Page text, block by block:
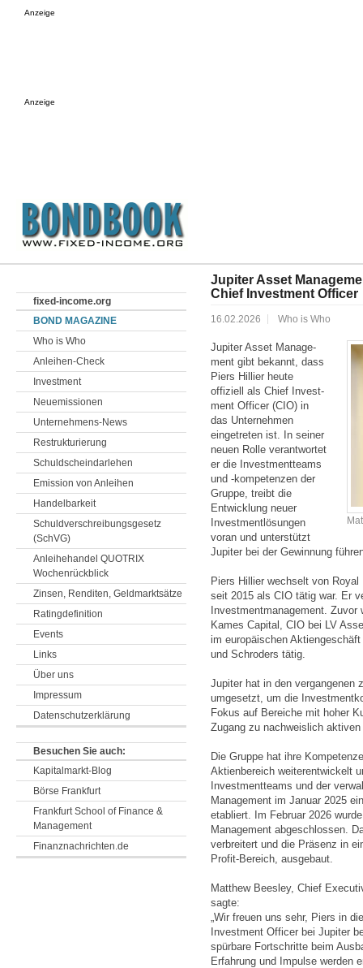
Anzeige
Anzeige
Jupiter Asset
Chief Investment Officer
16.02.2026 Who is Who
Jupiter Asset Manage­
ment gibt bekannt, dass
Piers Hillier heute
offiziell als Chief Invest­
ment Officer (CIO) in
das Unter­nehmen
eingetreten ist. In seiner
neuen Rolle verant­wortet
er die Invest­mentt­eams
und -kompetenzen der
Gruppe, treibt die
Entwick­lung neuer
Investment­lösungen
voran und unterstützt
Jupiter bei der Gewinnung
Piers Hillier wechselt von
seit 2015 als CIO tätig war. Er
Investmentmanagement.
Kames Capital, CIO bei LV
im europäischen
und Schroders tätig.
Jupiter hat in den vergangenen
umgesetzt, um die
Fokus auf Bereiche mit hoher
Zugang zu nachweislich
Die Gruppe hat ihre
Aktienbereich weiterentwickelt
Investmentteams und der
Management im Januar 2025
etabliert. Im Februar 2026
Management abgeschlossen.
verbreitert und die Präsenz in
Profit-Bereich, ausgebaut.
Matthew Beesley, Chief
sagte:
„Wir freuen uns sehr, Piers in
Investment Officer bei Jupiter
spürbare Fortschritte beim
Erfahrung und Impulse werden
fixed-income.org
BOND MAGAZINE
Who is Who
Anleihen-Check
Investment
Neuemissionen
Unternehmens-News
Restrukturierung
Schuldscheindarlehen
Emission von Anleihen
Handelbarkeit
Schuldverschreibungsgesetz
(SchVG)
Anleihehandel QUOTRIX
Wochenrückblick
Zinsen, Renditen, Geldmarktsätze
Ratingdefinition
Events
Links
Über uns
Impressum
Datenschutzerklärung
Besuchen Sie auch:
Kapitalmarkt-Blog
Börse Frankfurt
Frankfurt School of Finance &
Management
Finanznachrichten.de